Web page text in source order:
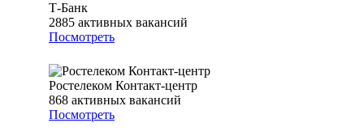
Т-Банк
2885 активных вакансий
Посмотреть
Ростелеком Контакт-центр
868 активных вакансий
Посмотреть